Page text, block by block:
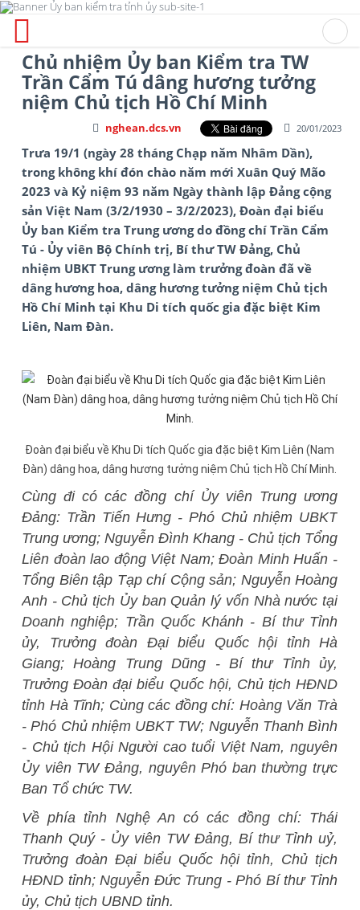
Chủ nhiệm Ủy ban Kiểm tra TW
Trần Cẩm Tú dâng hương tưởng
niệm Chủ tịch Hồ Chí Minh
20/01/2023
nghean.dcs.vn
Trưa 19/1 (ngày 28 tháng Chạp năm Nhâm Dần),
trong không khí đón chào năm mới Xuân Quý Mão
2023 và Kỷ niệm 93 năm Ngày thành lập Đảng cộng
sản Việt Nam (3/2/1930 – 3/2/2023), Đoàn đại biểu
Ủy ban Kiểm tra Trung ương do đồng chí Trần Cẩm
Tú - Ủy viên Bộ Chính trị, Bí thư TW Đảng, Chủ
nhiệm UBKT Trung ương làm trưởng đoàn đã về
dâng hương hoa, dâng hương tưởng niệm Chủ tịch
Hồ Chí Minh tại Khu Di tích quốc gia đặc biệt Kim
Liên, Nam Đàn.
Đoàn đại biểu về Khu Di tích Quốc gia đặc biệt Kim Liên (Nam
Đàn) dâng hoa, dâng hương tưởng niệm Chủ tịch Hồ Chí Minh.
Cùng đi có các đồng chí Ủy viên Trung ương
Đảng: Trần Tiến Hưng - Phó Chủ nhiệm UBKT
Trung ương; Nguyễn Đình Khang - Chủ tịch Tổng
Liên đoàn lao động Việt Nam; Đoàn Minh Huấn -
Tổng Biên tập Tạp chí Cộng sản; Nguyễn Hoàng
Anh - Chủ tịch Ủy ban Quản lý vốn Nhà nước tại
Doanh nghiệp; Trần Quốc Khánh - Bí thư Tỉnh
ủy, Trưởng đoàn Đại biểu Quốc hội tỉnh Hà
Giang; Hoàng Trung Dũng - Bí thư Tỉnh ủy,
Trưởng Đoàn đại biểu Quốc hội, Chủ tịch HĐND
tỉnh Hà Tĩnh; Cùng các đồng chí: Hoàng Văn Trà
- Phó Chủ nhiệm UBKT TW; Nguyễn Thanh Bình
- Chủ tịch Hội Người cao tuổi Việt Nam, nguyên
Ủy viên TW Đảng, nguyên Phó ban thường trực
Ban Tổ chức TW.
Về phía tỉnh Nghệ An có các đồng chí: Thái
Thanh Quý - Ủy viên TW Đảng, Bí thư Tỉnh uỷ,
Trưởng đoàn Đại biểu Quốc hội tỉnh, Chủ tịch
HĐND tỉnh; Nguyễn Đức Trung - Phó Bí thư Tỉnh
ủy, Chủ tịch UBND tỉnh.